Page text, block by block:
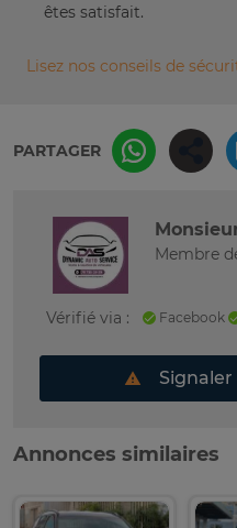
êtes satisfait.
Lisez nos conseils de
PARTAGER
Membre
Vérifié via : Facebook
Annonces similaires